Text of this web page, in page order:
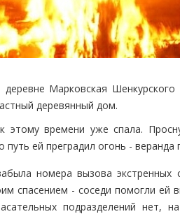
Марковская
деревянный дом.
этому времени уже спала.
путь ей преградил огонь -
номера вызова
спасением - соседи помогли ей
подразделений